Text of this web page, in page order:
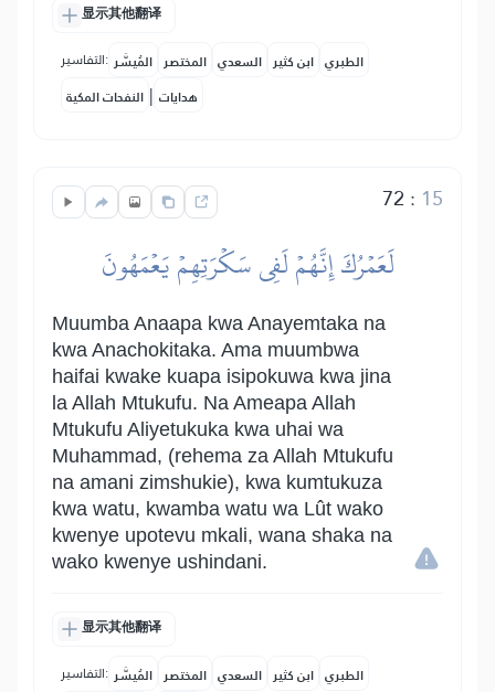
显示其他翻译
التفاسير: المُيسَّر المختصر السعدي ابن كثير الطبري
النفحات المكية | هدايات
72 : 15
لَعَمۡرُكَ إِنَّهُمۡ لَفِي سَكۡرَتِهِمۡ يَعۡمَهُونَ
Muumba Anaapa kwa Anayemtaka na
kwa Anachokitaka. Ama muumbwa
haifai kwake kuapa isipokuwa kwa jina
la Allah Mtukufu. Na Ameapa Allah
Mtukufu Aliyetukuka kwa uhai wa
Muhammad, (rehema za Allah Mtukufu
na amani zimshukie), kwa kumtukuza
kwa watu, kwamba watu wa Lût wako
kwenye upotevu mkali, wana shaka na
wako kwenye ushindani.
显示其他翻译
التفاسير: المُيسَّر المختصر السعدي ابن كثير الطبري